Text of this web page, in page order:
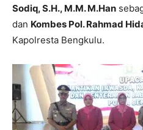
Sodiq, S.H., M.M. M.Han
dan Kombes Pol. Rahmad
Kapolresta Bengkulu.